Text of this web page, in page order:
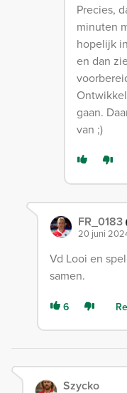
Precies,
minuten
hopelijk
en dan
gaan.
van ;)
FR_0183
20 juni
Vd Looi en
samen.
6
Szycko